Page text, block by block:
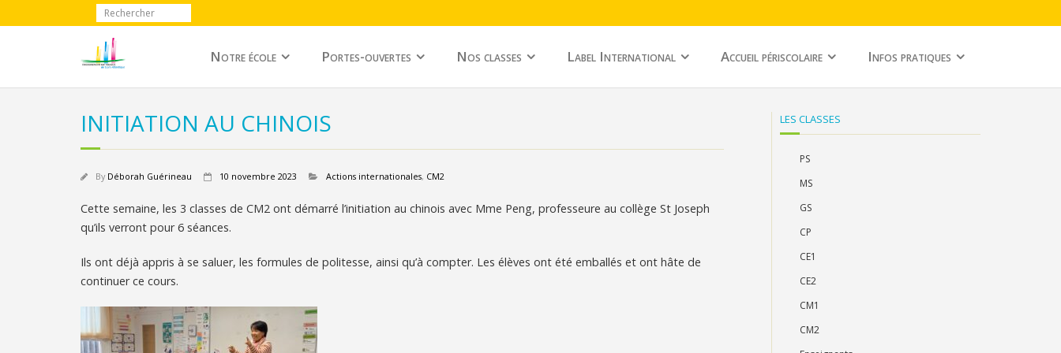
Notre école Portes-ouvertes Nos classes Label International Accueil périscolaire Infos pratiques
INITIATION AU CHINOIS
By Déborah Guérineau 10 novembre 2023 Actions internationales, CM2
Cette semaine, les 3 classes de CM2 ont démarré l’initiation au chinois avec Mme Peng, professeure au collège St Joseph
qu’ils verront pour 6 séances.
Ils ont déjà appris à se saluer, les formules de politesse, ainsi qu’à compter. Les élèves ont été emballés et ont hâte de
continuer ce cours.
LES CLASSES
PS
MS
GS
CP
CE1
CE2
CM1
CM2